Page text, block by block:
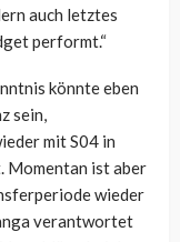
auch letztes
performt.“
könnte eben
sein,
mit S04 in
Momentan ist aber
wieder
verantwortet